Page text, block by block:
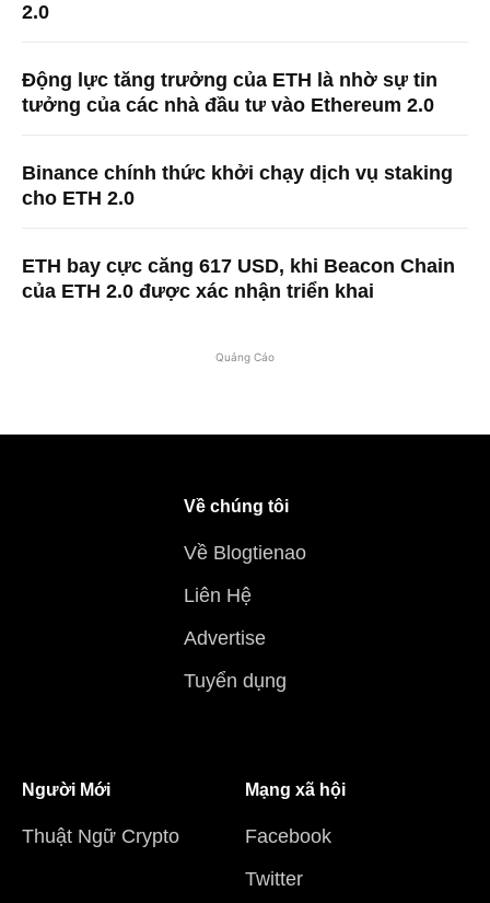
2.0
Động lực tăng trưởng của ETH là nhờ sự tin
tưởng của các nhà đầu tư vào Ethereum 2.0
Binance chính thức khởi chạy dịch vụ staking
cho ETH 2.0
ETH bay cực căng 617 USD, khi Beacon Chain
của ETH 2.0 được xác nhận triển khai
Quảng Cáo
Về chúng tôi
Về Blogtienao
Liên Hệ
Advertise
Tuyển dụng
Người Mới
Thuật Ngữ Crypto
Mạng xã hội
Facebook
Twitter